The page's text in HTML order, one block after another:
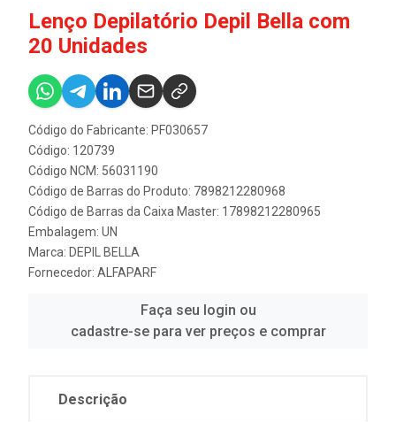
Lenço Depilatório Depil Bella com
20 Unidades
Código do Fabricante: PF030657
Código: 120739
Código NCM: 56031190
Código de Barras do Produto: 7898212280968
Código de Barras da Caixa Master: 17898212280965
Embalagem: UN
Marca: DEPIL BELLA
Fornecedor: ALFAPARF
Faça seu login ou
cadastre-se para ver preços e comprar
Descrição